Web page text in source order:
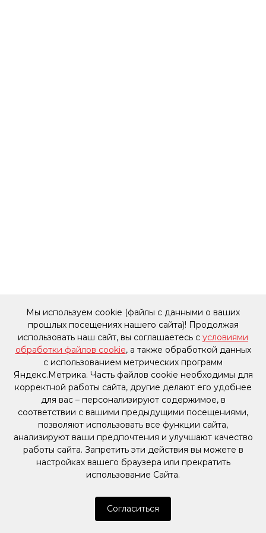
Мы используем cookie (файлы с данными о ваших
прошлых посещениях нашего сайта)! Продолжая
использовать наш сайт, вы соглашаетесь с условиями
обработки файлов cookie, а также обработкой данных
с использованием метрических программ
Яндекс.Метрика. Часть файлов cookie необходимы для
корректной работы сайта, другие делают его удобнее
для вас – персонализируют содержимое, в
соответствии с вашими предыдущими посещениями,
позволяют использовать все функции сайта,
анализируют ваши предпочтения и улучшают качество
работы сайта. Запретить эти действия вы можете в
настройках вашего браузера или прекратить
использование Сайта.
Согласиться